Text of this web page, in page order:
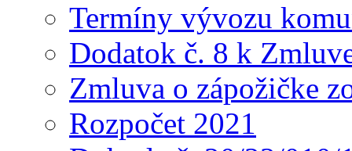
Termíny vývozu
Dodatok č. 8 k
Zmluva o zápožičke
Rozpočet 2021